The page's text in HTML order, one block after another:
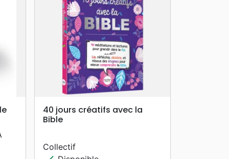
search APERÇU RAPIDE
40 jours créatifs avec la
Bible
Collectif